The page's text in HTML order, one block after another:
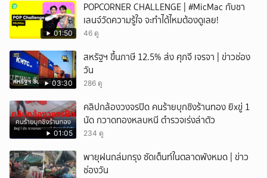
01:50
POPCORNER CHALLENGE | #MicMac กับชา
เลนจ์วัดความรู้ใจ จะทำได้ไหมต้องดูเลย!
46 ดู
03:30
สหรัฐฯ ขึ้นภาษี 12.5% ส่ง ศุภจี เจรจา | ข่าวช่อง
วัน
286 ดู
01:05
คลิปกล้องวงจรปิด คนร้ายบุกชิงร้านทอง ยิxขู่ 1
นัด กวาดทองหลบหนี ตำรวจเร่งล่าตัว
234 ดู
พายุฝนถล่มกรุง ซัดเต็นท์ในตลาดพังหมด | ข่าว
ช่องวัน